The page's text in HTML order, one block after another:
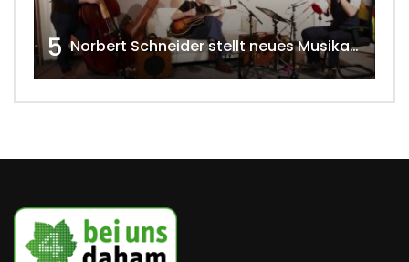
5 Norbert Schneider stellt neues Musikalbum vor 2020 w4tv168